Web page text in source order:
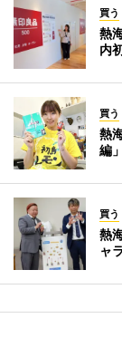
買う
熱
内
買う
熱
編
買う
熱
ャ